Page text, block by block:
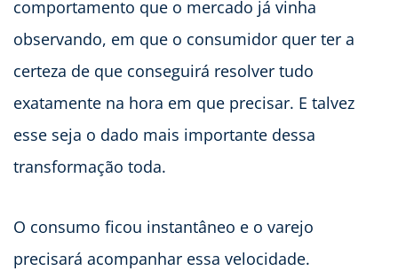
comportamento que o mercado já vinha
observando, em que o consumidor quer ter a
certeza de que conseguirá resolver tudo
exatamente na hora em que precisar. E talvez
esse seja o dado mais importante dessa
transformação toda.
O consumo ficou instantâneo e o varejo
precisará acompanhar essa velocidade.